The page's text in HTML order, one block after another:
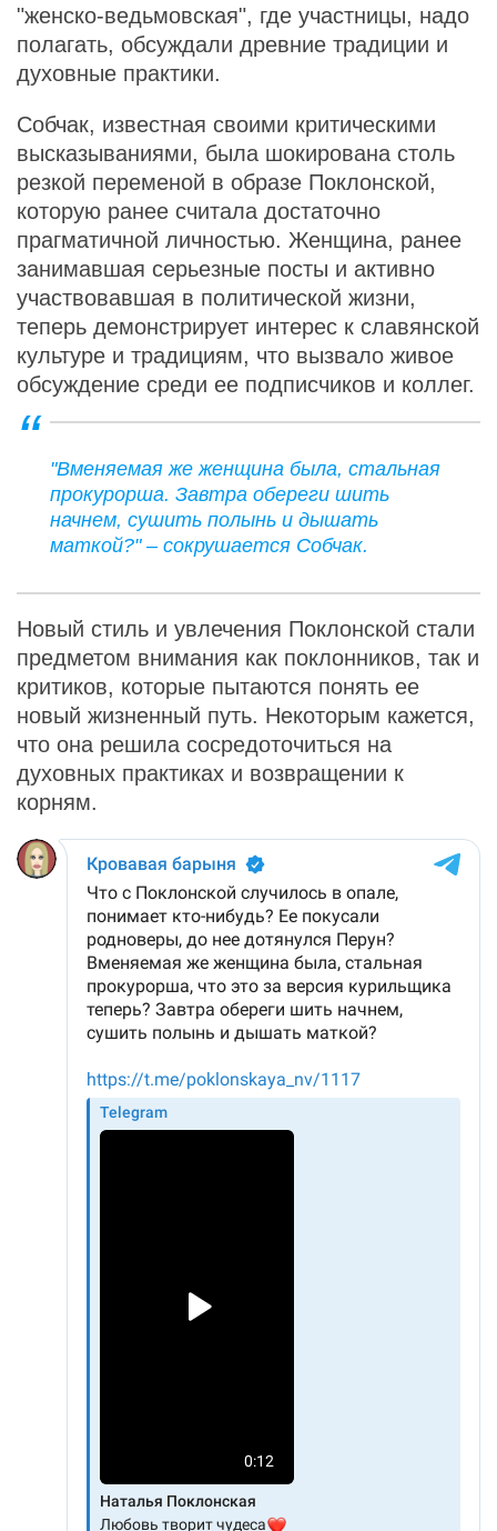
"женско-ведьмовская", где участницы, надо
полагать, обсуждали древние традиции и
духовные практики.
Собчак, известная своими критическими
высказываниями, была шокирована столь
резкой переменой в образе Поклонской,
которую ранее считала достаточно
прагматичной личностью. Женщина, ранее
занимавшая серьезные посты и активно
участвовавшая в политической жизни,
теперь демонстрирует интерес к славянской
культуре и традициям, что вызвало живое
обсуждение среди ее подписчиков и коллег.
"Вменяемая же женщина была, стальная
прокурорша. Завтра обереги шить
начнем, сушить полынь и дышать
маткой?" – сокрушается Собчак.
Новый стиль и увлечения Поклонской стали
предметом внимания как поклонников, так и
критиков, которые пытаются понять ее
новый жизненный путь. Некоторым кажется,
что она решила сосредоточиться на
духовных практиках и возвращении к
корням.